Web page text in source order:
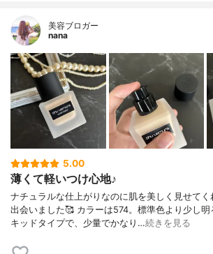
美容ブロガー
nana
5.00
薄くて軽いつけ心地♪
ナチュラルな仕上がりなのに肌を美しく見せてく
出会いました🥰 カラーは574。標準色より少し明
キッドタイプで、少量でかなり…続きを見る